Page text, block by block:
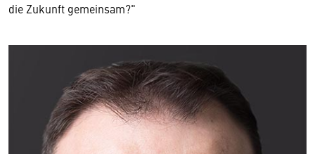
die Zukunft gemeinsam?"